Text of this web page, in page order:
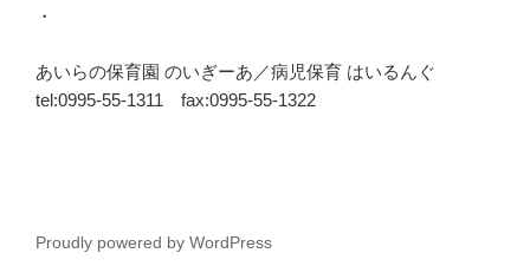
・
あいらの保育園 のいぎーあ／病児保育 はいるんぐ
tel:0995-55-1311 fax:0995-55-1322
Proudly powered by WordPress